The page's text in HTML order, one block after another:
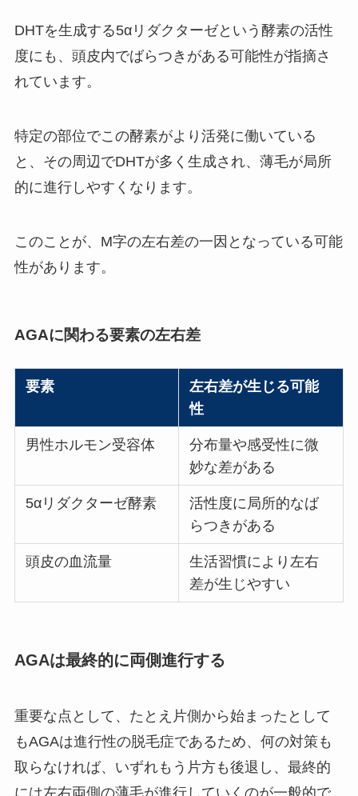
DHTを生成する5αリダクターゼという酵素の活性
度にも、頭皮内でばらつきがある可能性が指摘さ
れています。
特定の部位でこの酵素がより活発に働いている
と、その周辺でDHTが多く生成され、薄毛が局所
的に進行しやすくなります。
このことが、M字の左右差の一因となっている可能
性があります。
AGAに関わる要素の左右差
要素
左右差が生じる可能
性
男性ホルモン受容体
分布量や感受性に微
妙な差がある
5αリダクターゼ酵素
活性度に局所的なば
らつきがある
頭皮の血流量
生活習慣により左右
差が生じやすい
AGAは最終的に両側進行する
重要な点として、たとえ片側から始まったとして
もAGAは進行性の脱毛症であるため、何の対策も
取らなければ、いずれもう片方も後退し、最終的
には左右両側の薄毛が進行していくのが一般的で